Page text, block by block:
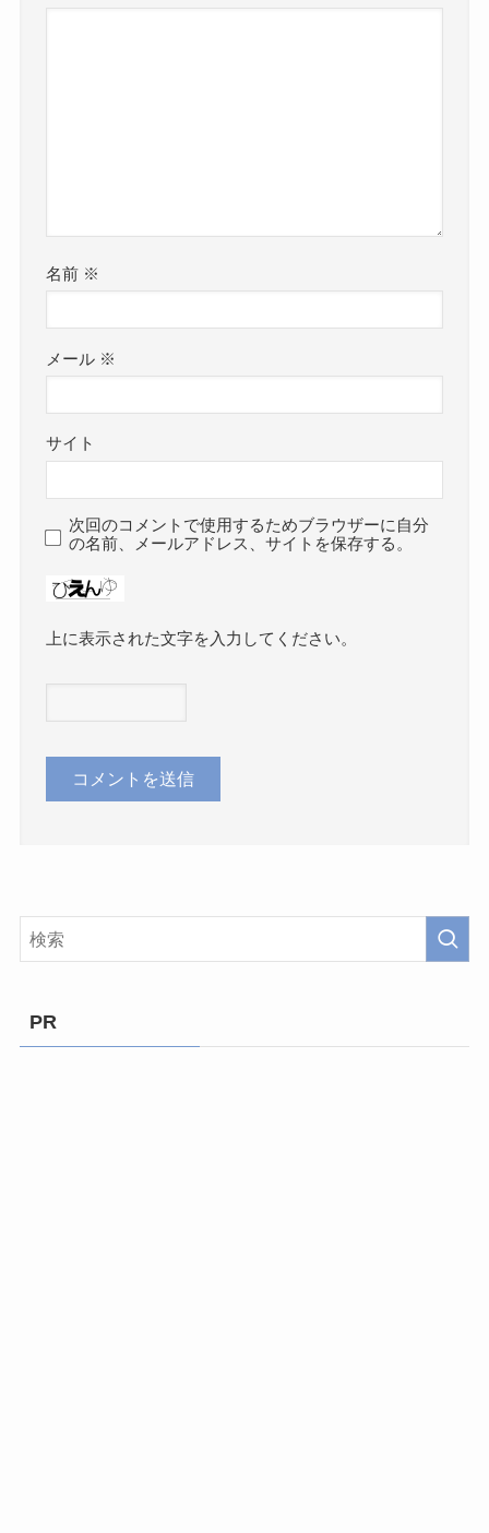
名前 ※
メール ※
サイト
次回のコメントで使用するためブラウザーに自分
の名前、メールアドレス、サイトを保存する。
上に表示された文字を入力してください。
PR